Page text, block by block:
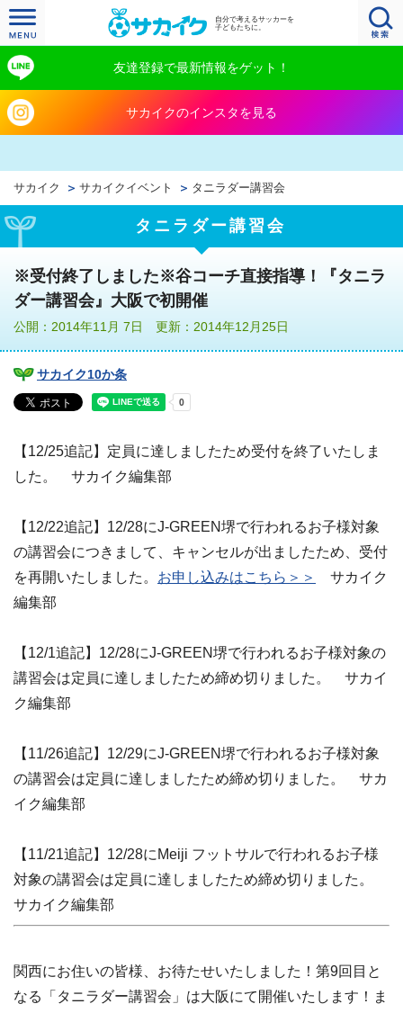
自分で考えるサッカーを
子どもたちに。
友達登録で最新情報をゲット！
サカイクのインスタを見る
サカイク サカイクイベント タニラダー講習会
タニラダー講習会
※受付終了しました※谷コーチ直接指導！『タニラ
ダー講習会』大阪で初開催
公開：2014年11月 7日 更新：2014年12月25日
サカイク10か条
【12/25追記】定員に達しましたため受付を終了いたしま
した。 サカイク編集部
【12/22追記】12/28にJ-GREEN堺で行われるお子様対象
の講習会につきまして、キャンセルが出ましたため、受付
を再開いたしました。 お申し込みはこちら＞＞
サカイク
編集部
【12/1追記】12/28にJ-GREEN堺で行われるお子様対象の
講習会は定員に達しましたため締め切りました。 サカイ
ク編集部
【11/26追記】12/29にJ-GREEN堺で行われるお子様対象
の講習会は定員に達しましたため締め切りました。 サカ
イク編集部
【11/21追記】12/28にMeiji フットサルで行われるお子様
対象の講習会は定員に達しましたため締め切りました。
サカイク編集部
関西にお住いの皆様、お待たせいたしました！第9回目と
なる「タニラダー講習会」は大阪にて開催いたします！ま